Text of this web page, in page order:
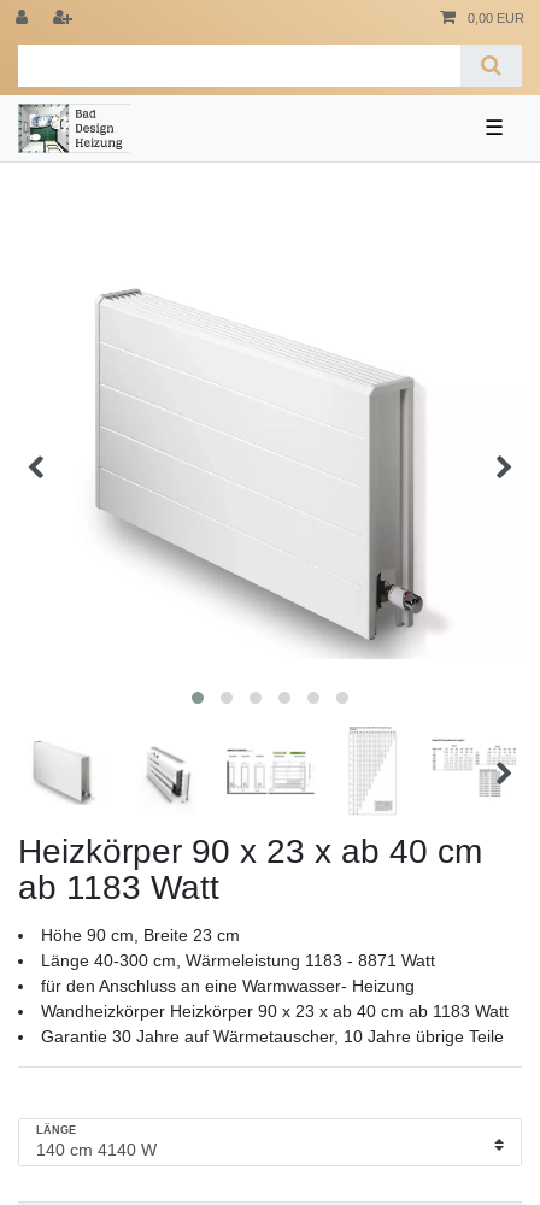
0,00 EUR
☰
Heizkörper 90 x 23 x ab 40 cm
ab 1183 Watt
Höhe 90 cm, Breite 23 cm
Länge 40-300 cm, Wärmeleistung 1183 - 8871 Watt
für den Anschluss an eine Warmwasser- Heizung
Wandheizkörper Heizkörper 90 x 23 x ab 40 cm ab 1183 Watt
Garantie 30 Jahre auf Wärmetauscher, 10 Jahre übrige Teile
LÄNGE